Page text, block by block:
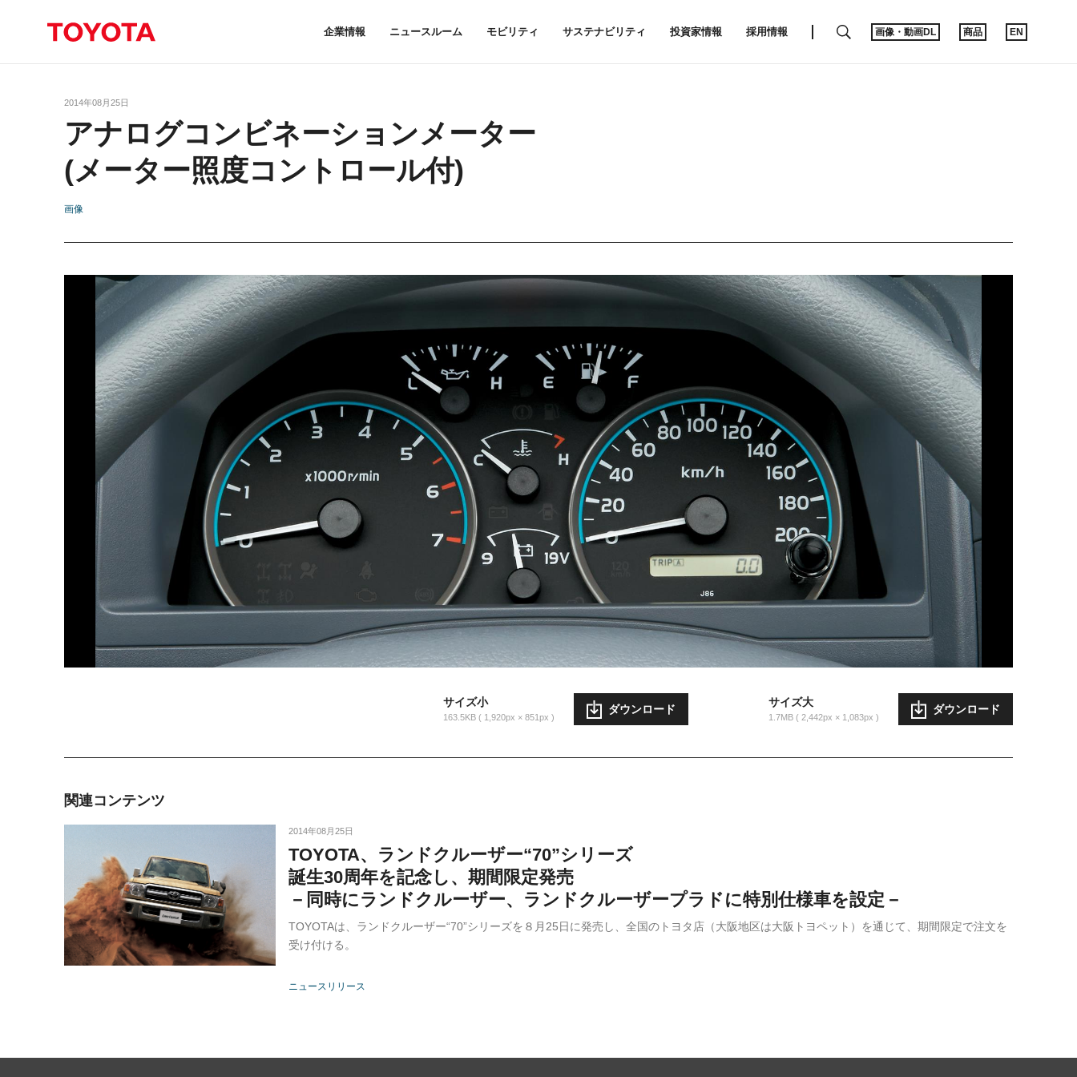
企業情報 ニュースルーム モビリティ サステナビリティ 投資家情報 採用情報 SEARCH画像・動画DL 商品 EN
2014年08月25日
アナログコンビネーションメーター
(メーター照度コントロール付)
画像
サイズ小
163.5KB 1,920px × 851px
ダウンロード
サイズ大
1.7MB 2,442px × 1,083px
ダウンロード
関連コンテンツ
2014年08月25日
TOYOTA、ランドクルーザー“70”シリーズ
誕生30周年を記念し、期間限定発売
－同時にランドクルーザー、ランドクルーザープラドに特別仕様車を設定－
TOYOTAは、ランドクルーザー“70”シリーズを８月25日に発売し、全国のトヨタ店（大阪地区は大阪トヨペット）を通じて、期間限定で注文を
受け付ける。
ニュースリリース